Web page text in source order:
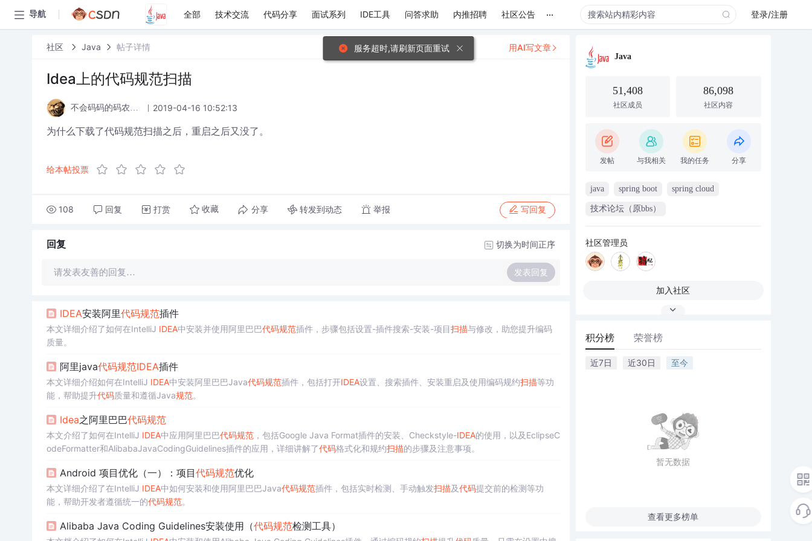
导航 全部 技术交流 代码分享 面试系列 IDE工具 问答求助 内推招聘 社区公告 ... 登录/注册
社区 Java 帖子详情
Idea上的代码规范扫描
不会码码的码农码什么 2019-04-16 10:52:13
为什么下载了代码规范扫描之后，重启之后又没了。
给本帖投票
108 回复 打赏 收藏 分享 转发到动态 举报 写回复
用AI写文章
回复 切换为时间正序
请发表友善的回复… 发表回复
IDEA安装阿里代码规范插件
本文详细介绍了如何在IntelliJ IDEA中安装并使用阿里巴巴代码规范插件，步骤包括设置-插件搜索-安装-项目扫描与修改，助您提升编码
质量。
阿里java代码规范IDEA插件
本文详细介绍如何在IntelliJ IDEA中安装阿里巴巴Java代码规范插件，包括打开IDEA设置、搜索插件、安装重启及使用编码规约扫描等功
能，帮助提升代码质量和遵循Java规范。
Idea之阿里巴巴代码规范
本文介绍了如何在IntelliJ IDEA中应用阿里巴巴代码规范，包括Google Java Format插件的安装、Checkstyle-IDEA的使用，以及EclipseC
odeFormatter和AlibabaJavaCodingGuidelines插件的应用，详细讲解了代码格式化和规约扫描的步骤及注意事项。
Android 项目优化（一）：项目代码规范优化
本文详细介绍了在IntelliJ IDEA中如何安装和使用阿里巴巴Java代码规范插件，包括实时检测、手动触发扫描及代码提交前的检测等功
能，帮助开发者遵循统一的代码规范。
Alibaba Java Coding Guidelines安装使用（代码规范检测工具）
Java
51,408
社区成员
86,098
社区内容
发帖 与我相关 我的任务 分享
java spring boot spring cloud
技术论坛（原bbs）
社区管理员
加入社区
积分榜 荣誉榜
近7日 近30日 至今
暂无数据
查看更多榜单
服务超时,请刷新页面重试